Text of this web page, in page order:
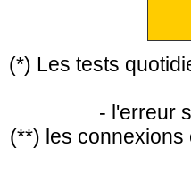
(*) Les tests
- l'erreur
(**) les connexions